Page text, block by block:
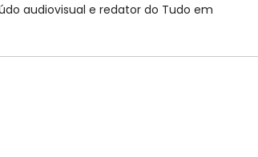
audiovisual e redator do Tudo em